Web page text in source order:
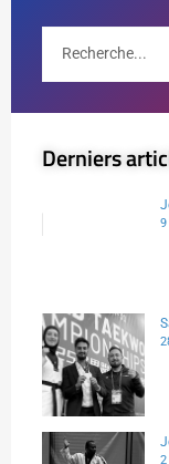
Derniers
9
2